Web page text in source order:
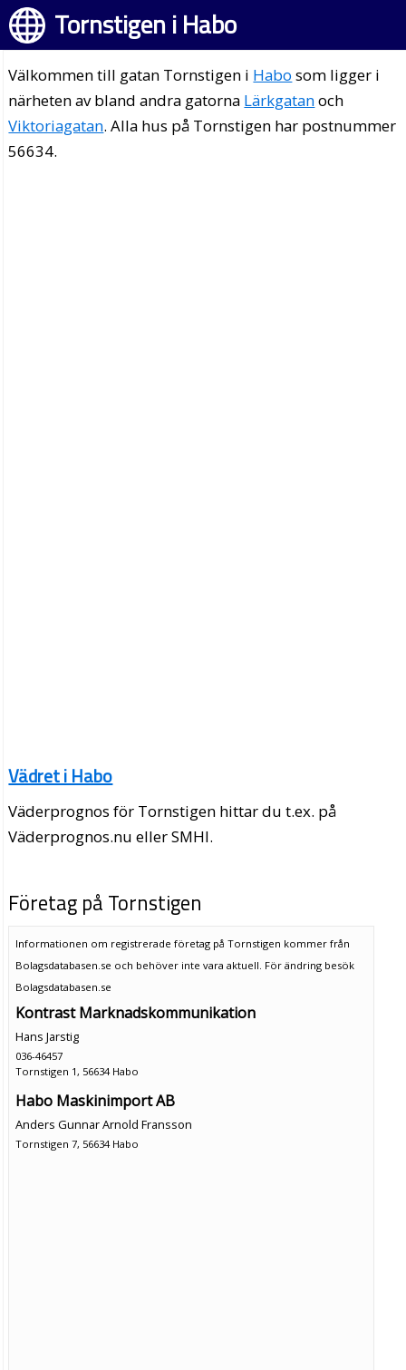
Tornstigen i Habo
Välkommen till gatan Tornstigen i Habo som ligger i
närheten av bland andra gatorna Lärkgatanoch
Viktoriagatan. Alla hus på Tornstigen har postnummer
56634.
Vädret i Habo
Väderprognos för Tornstigen hittar du t.ex. på
Väderprognos.nu eller SMHI.
Företag på Tornstigen
Informationen om registrerade företag på Tornstigen kommer från
Bolagsdatabasen.se och behöver inte vara aktuell. För ändring besök
Bolagsdatabasen.se
Kontrast Marknadskommunikation
Hans Jarstig
036-46457
Tornstigen 1, 56634 Habo
Habo Maskinimport AB
Anders Gunnar Arnold Fransson
Tornstigen 7, 56634 Habo